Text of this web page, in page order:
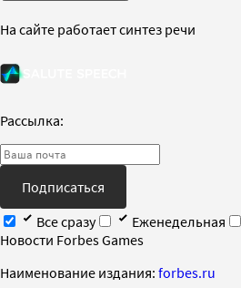
На сайте работает синтез речи
Рассылка:
Подписаться
Все сразу
Еженедельная
Новости Forbes Games
Наименование издания: forbes.ru